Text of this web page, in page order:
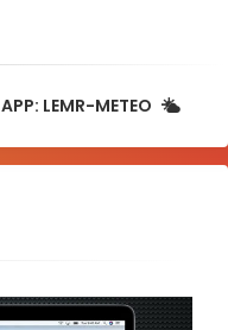
APP: LEMR-METEO